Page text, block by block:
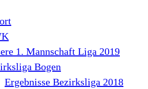
1. Mannschaft Liga 2019
Bogen
Ergebnisse Bezirksliga 2018